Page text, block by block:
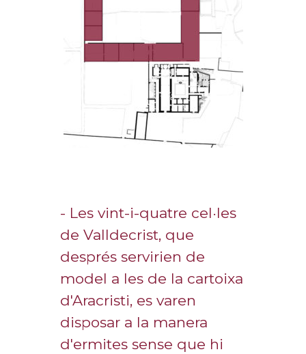
- Les vint-i-quatre cel·les
de Valldecrist, que
després servirien de
model a les de la cartoixa
d'Aracristi, es varen
disposar a la manera
d'ermites sense que hi